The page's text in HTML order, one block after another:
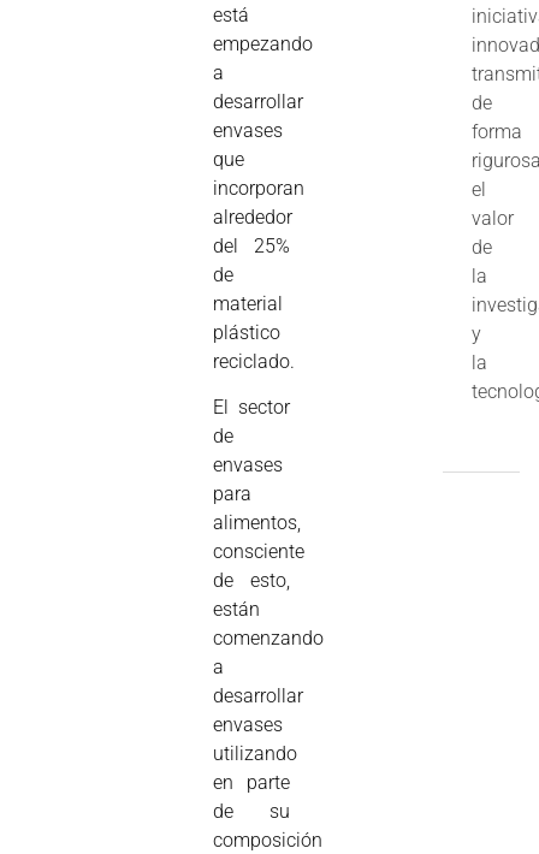
está
empezando
a
desarrollar
envases
que
incorporan
alrededor
del 25%
de
material
plástico
reciclado.
El sector
de
envases
para
alimentos,
consciente
de esto,
están
comenzando
a
desarrollar
envases
utilizando
en parte
de su
composición
de
forma
el
valor
de
la
y
la